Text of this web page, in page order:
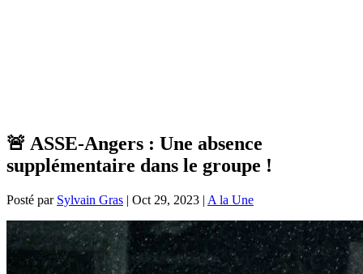
🚨 ASSE-Angers : Une absence
supplémentaire dans le groupe !
Posté par Sylvain Gras | Oct 29, 2023 | A la Une